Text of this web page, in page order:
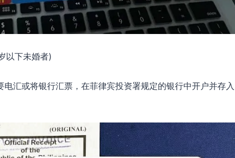
下未婚者)
或将银行汇票，在菲律宾投资署规定的银行中开户并存入